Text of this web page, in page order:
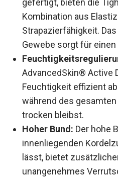
gefertigt, bieten die
Kombination aus
Strapazierfähigkeit.
Gewebe sorgt für
AdvancedSkin® Active
Feuchtigkeit effizient
während des
trocken bleibst.
Hoher Bund: Der hohe
einem innenliegenden
anpassen lässt, bietet
verhindert